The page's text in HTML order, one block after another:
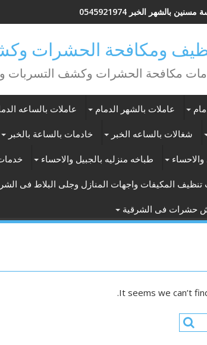
بالشهر الخبر 0545921974
ومكافحة الحشرات
مكافحة الحشرات وكشف التسربات
عاملات بالشهر الدمام عاملات بالساعه
شغالات بالساعه الخبر خادمات بالساعة بالخبر
طباخه منزليه بالجبيل والاحساء
المكيفات واجهات المنازل وجلى البلاط فى
حشرات فى الشرقية
It seems we can’t